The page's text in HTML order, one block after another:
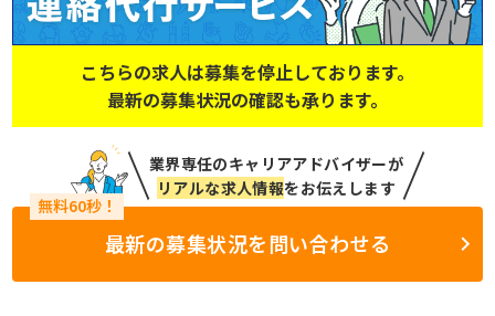
こちらの求人は募集を停止しております。
最新の募集状況の確認も承ります。
業界専任のキャリアアドバイザーが
リアルな求人情報をお伝えします
最新の募集状況を問い合わせる